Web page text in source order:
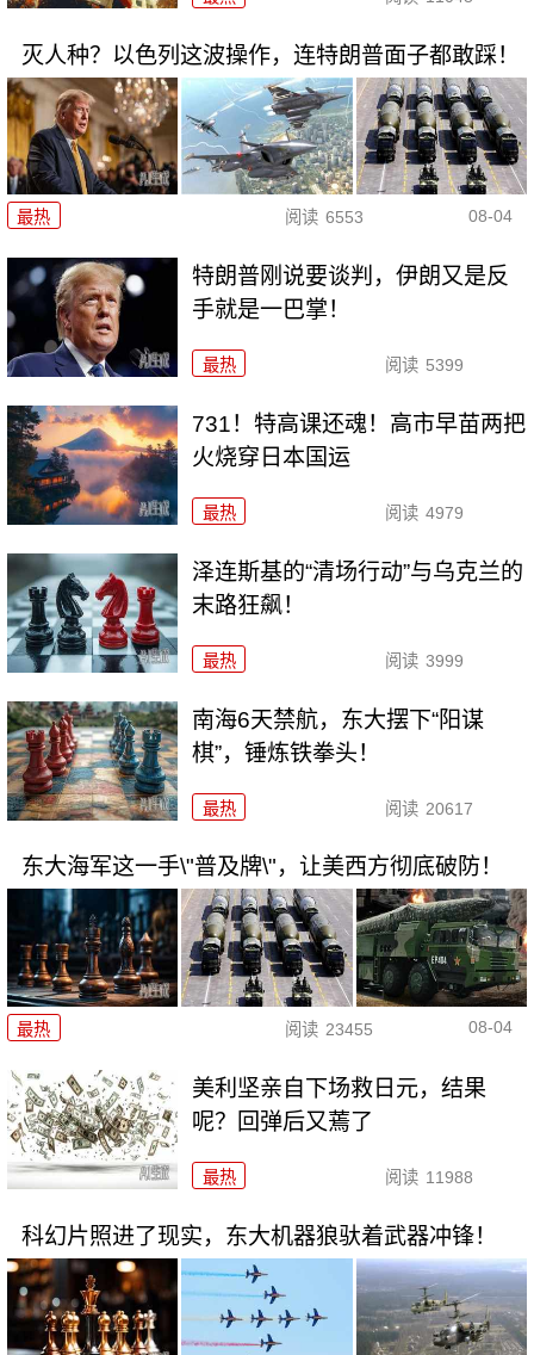
灭人种？以色列这波操作，连特朗普面子都敢踩！
最热 阅读 6553 08-04
特朗普刚说要谈判，伊朗又是反
手就是一巴掌！
最热 阅读 5399
731！特高课还魂！高市早苗两把
火烧穿日本国运
最热 阅读 4979
泽连斯基的“清场行动”与乌克兰的
末路狂飙！
最热 阅读 3999
南海6天禁航，东大摆下“阳谋
棋”，锤炼铁拳头！
最热 阅读 20617
东大海军这一手\"普及牌\"，让美西方彻底破防！
最热 阅读 23455 08-04
美利坚亲自下场救日元，结果
呢？回弹后又蔫了
最热 阅读 11988
科幻片照进了现实，东大机器狼驮着武器冲锋！